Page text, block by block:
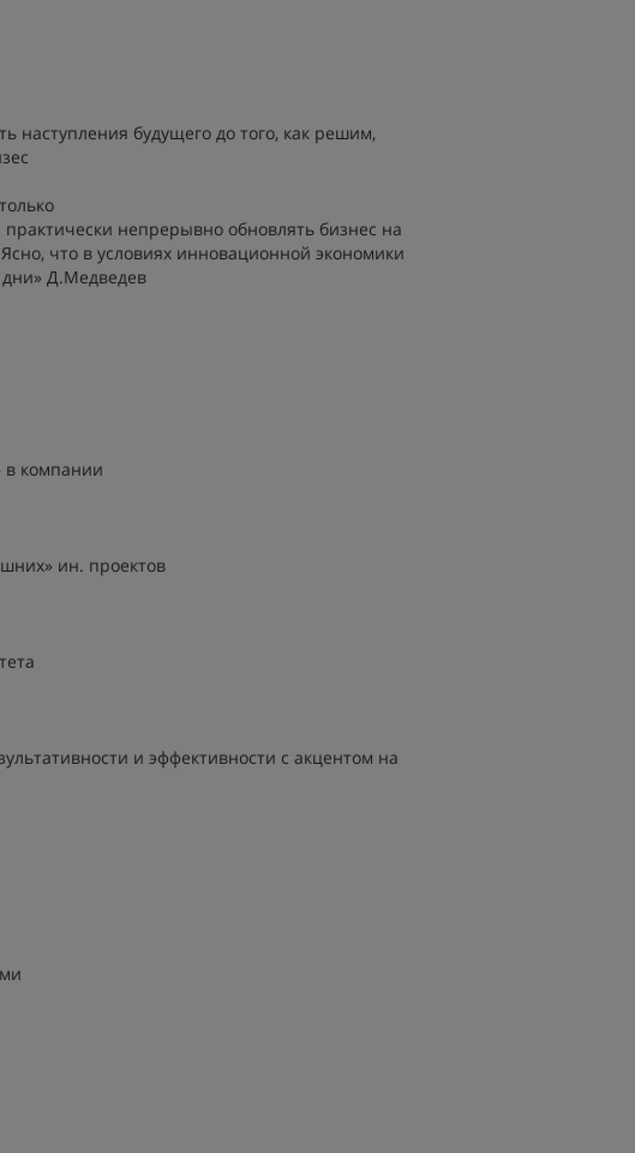
наступления будущего до того, как решим,
непрерывно обновлять бизнес на
что в условиях инновационной экономики
Д.Медведев
в компании
ин. проектов
и эффективности с акцентом на